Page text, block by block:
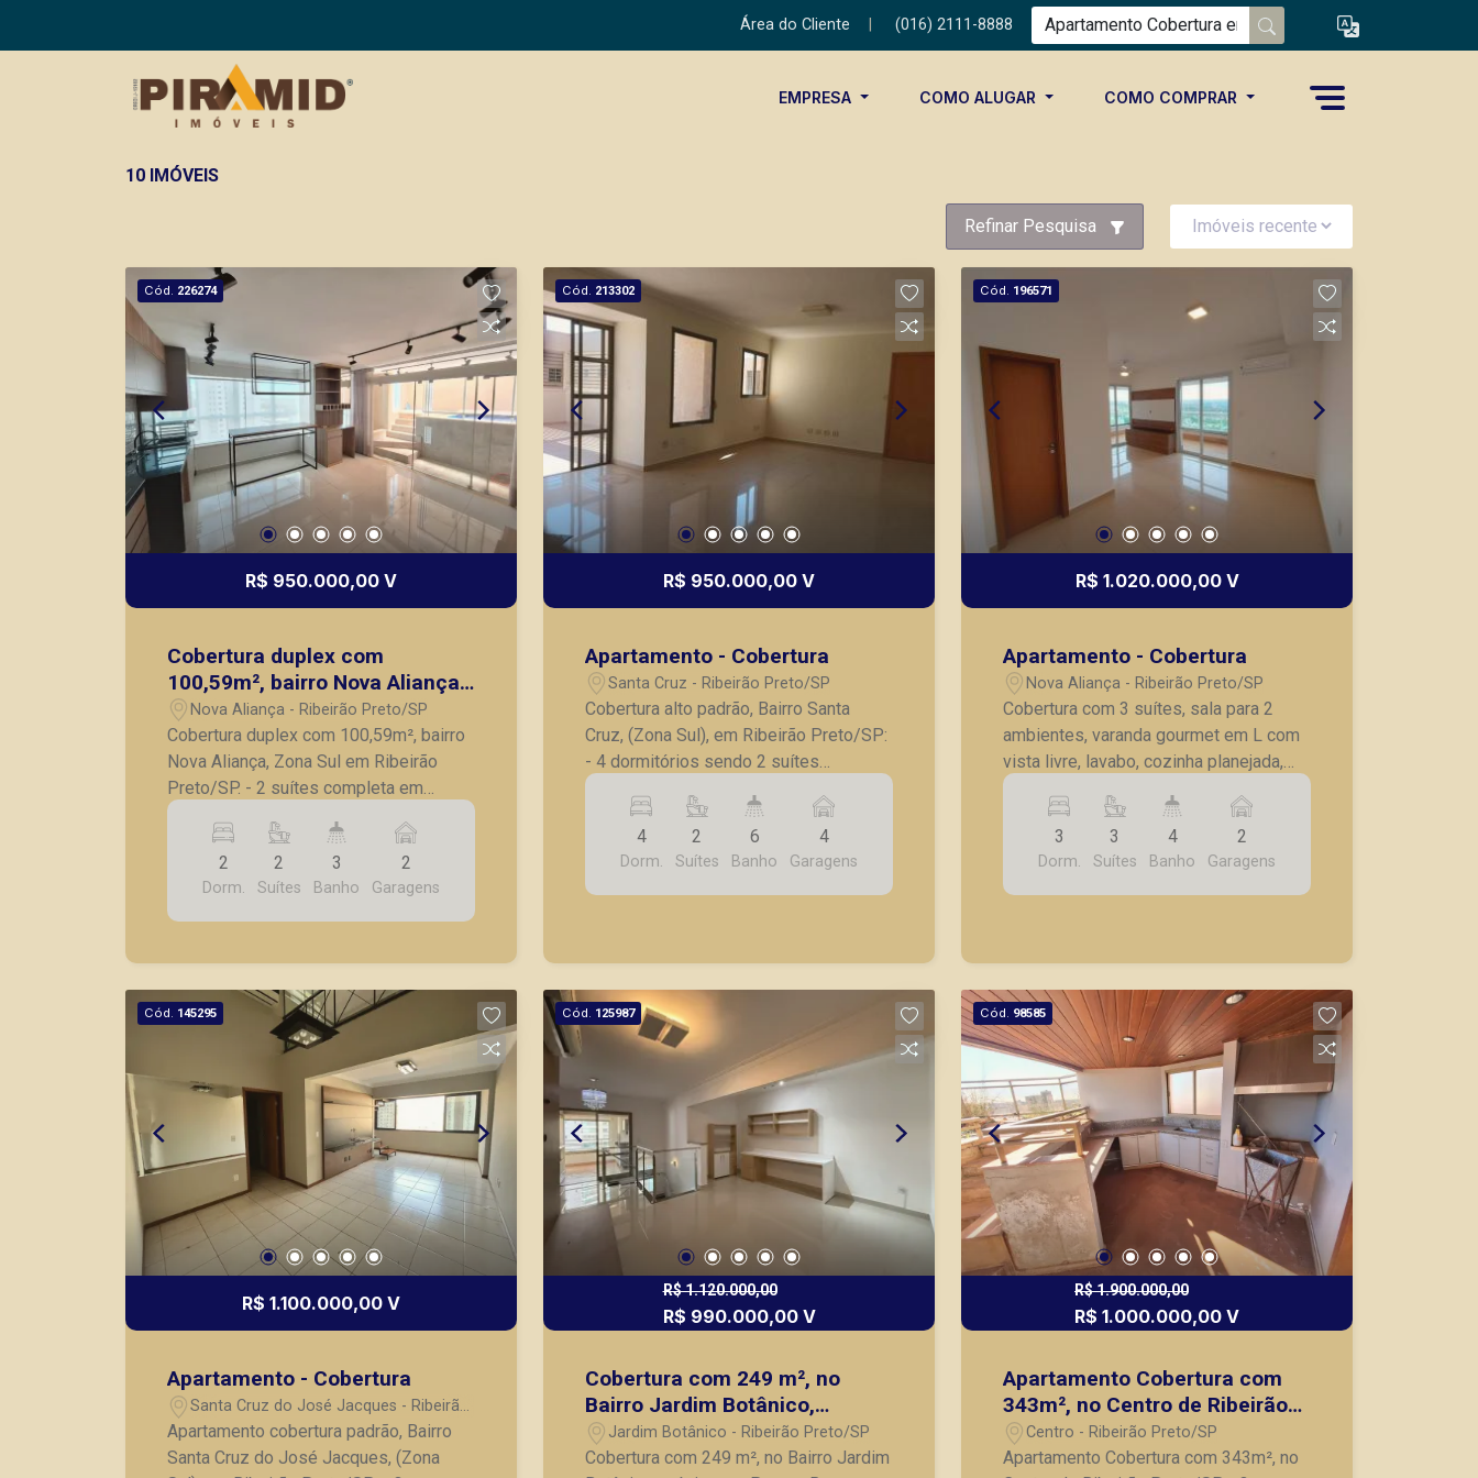
Área do Cliente (016) 2111-8888
EMPRESA COMO ALUGAR COMO COMPRAR
10 IMÓVEIS
Refinar Pesquisa
Cód. 226274
R$ 950.000,00 V
Cobertura duplex com
100,59m², bairro Nova Aliança,
Zona Sul em Ribeirão Preto/SP.
Nova Aliança - Ribeirão Preto/SP
Cobertura duplex com 100,59m², bairro
Nova Aliança, Zona Sul em Ribeirão
Preto/SP. - 2 suítes completa em
armários; - Lavabo; - Sala com painel
com e integração total entre os
ambientes; - Cozinha planejada com
forno e cooktop, integrada à área
gourmet com churrasqueira; - Piscina
Também temos imóveis no Nova
Aliança, Jardim Botânico, Jardim
Canadá, casas e apartamentos
próximos a mercados, farmácias,
escolas, além de pontos comerciais
localizados na Zona Sul. Mostrar
menos
2
Dorm.
2
Suítes
3
Banho
2
Garagens
Cód. 213302
R$ 950.000,00 V
Apartamento - Cobertura
Santa Cruz - Ribeirão Preto/SP
Cobertura alto padrão, Bairro Santa
Cruz, (Zona Sul), em Ribeirão Preto/SP:
- 4 dormitórios sendo 2 suítes
completa em armários; - Lavabo; -
Banheiro social; - Sala para 2
ambientes; - Cozinha planejada; -
Lavanderia; - Banheiro de serviço; -
Varanda gourmet com churrasqueira; -
segurança, em locação, vendas de
imóveis prontos, usados ou mesmo
nos principais lançamentos da cidade
de Ribeirão Preto.
4
Dorm.
2
Suítes
6
Banho
4
Garagens
Cód. 196571
R$ 1.020.000,00 V
Apartamento - Cobertura
Nova Aliança - Ribeirão Preto/SP
Cobertura com 3 suítes, sala para 2
ambientes, varanda gourmet em L com
vista livre, lavabo, cozinha planejada,
cooktop, forno, lavanderia, despensa,
área técnica e 2 vagas de garagens.
Imóvel completo em armários
embutidos e ar condicionado.
3
Dorm.
3
Suítes
4
Banho
2
Garagens
Cód. 145295
R$ 1.100.000,00 V
Apartamento - Cobertura
Santa Cruz do José Jacques - Ribeirão
Preto/SP
Apartamento cobertura padrão, Bairro
Santa Cruz do José Jacques, (Zona
Cód. 125987
R$ 1.120.000,00
R$ 990.000,00 V
Cobertura com 249 m², no
Bairro Jardim Botânico,
próximo ao Parque Raya, Zona
Sul de Ribeirão Preto/SP.
Jardim Botânico - Ribeirão Preto/SP
Cobertura com 249 m², no Bairro Jardim
Cód. 98585
R$ 1.900.000,00
R$ 1.000.000,00 V
Apartamento Cobertura com
343m², no Centro de Ribeirão
Preto/SP.
Centro - Ribeirão Preto/SP
Apartamento Cobertura com 343m², no